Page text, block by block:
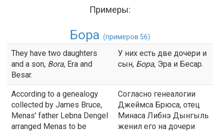
Примеры:
Бора (примеров 56)
They have two daughters
and a son, Bora, Era and
Besar.
У них есть две дочери и
сын, Бора, Эра и Бесар.
According to a genealogy
collected by James Bruce,
Menas' father Lebna Dengel
arranged Menas to be
Согласно генеалогии
Джеймса Брюса, отец
Минаса Либнэ Дынгыль
женил его на дочери